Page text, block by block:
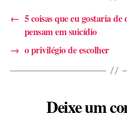
← 5 coisas que eu gostaria de
pensam em suicídio
→ o privilégio de escolher
Deixe um